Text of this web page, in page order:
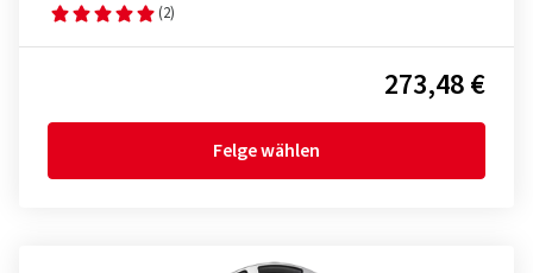
(2)
273,48 €
Felge wählen